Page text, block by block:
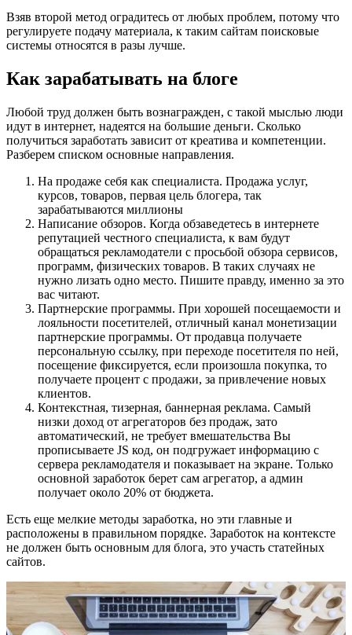
Взяв второй метод оградитесь от любых проблем, потому что
регулируете подачу материала, к таким сайтам поисковые
системы относятся в разы лучше.
Как зарабатывать на блоге
Любой труд должен быть вознагражден, с такой мыслью люди
идут в интернет, надеятся на большие деньги. Сколько
получиться заработать зависит от креатива и компетенции.
Разберем списком основные направления.
На продаже себя как специалиста. Продажа услуг,
курсов, товаров, первая цель блогера, так
зарабатываются миллионы
Написание обзоров. Когда обзаведетесь в интернете
репутацией честного специалиста, к вам будут
обращаться рекламодатели с просьбой обзора сервисов,
программ, физических товаров. В таких случаях не
нужно лизать одно место. Пишите правду, именно за это
вас читают.
Партнерские программы. При хорошей посещаемости и
лояльности посетителей, отличный канал монетизации
партнерские программы. От продавца получаете
персональную ссылку, при переходе посетителя по ней,
посещение фиксируется, если произошла покупка, то
получаете процент с продажи, за привлечение новых
клиентов.
Контекстная, тизерная, баннерная реклама. Самый
низки доход от агрегаторов без продаж, зато
автоматический, не требует вмешательства Вы
прописываете JS код, он подгружает информацию с
сервера рекламодателя и показывает на экране. Только
основной заработок берет сам агрегатор, а админ
получает около 20% от бюджета.
Есть еще мелкие методы заработка, но эти главные и
расположены в правильном порядке. Заработок на контексте
не должен быть основным для блога, это участь статейных
сайтов.